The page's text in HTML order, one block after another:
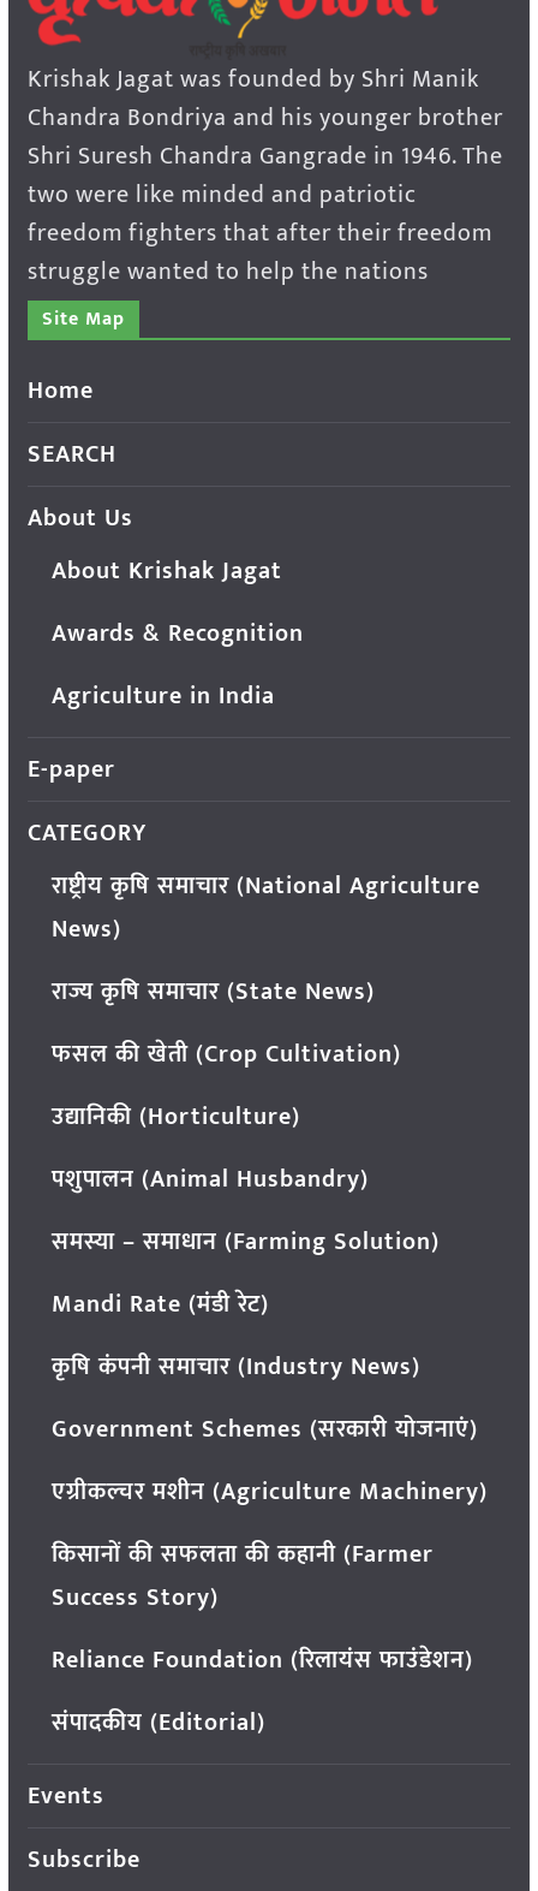
Krishak Jagat was founded by Shri Manik
Chandra Bondriya and his younger brother
Shri Suresh Chandra Gangrade in 1946. The
two were like minded and patriotic
freedom fighters that after their freedom
struggle wanted to help the nations
Site Map
Home
SEARCH
About Us
About Krishak Jagat
Awards & Recognition
Agriculture in India
E-paper
CATEGORY
राष्ट्रीय कृषि समाचार (National Agriculture
News)
राज्य कृषि समाचार (State News)
फसल की खेती (Crop Cultivation)
उद्यानिकी (Horticulture)
पशुपालन (Animal Husbandry)
समस्या – समाधान (Farming Solution)
Mandi Rate (मंडी रेट)
कृषि कंपनी समाचार (Industry News)
Government Schemes (सरकारी योजनाएं)
एग्रीकल्चर मशीन (Agriculture Machinery)
किसानों की सफलता की कहानी (Farmer
Success Story)
Reliance Foundation (रिलायंस फाउंडेशन)
संपादकीय (Editorial)
Events
Subscribe